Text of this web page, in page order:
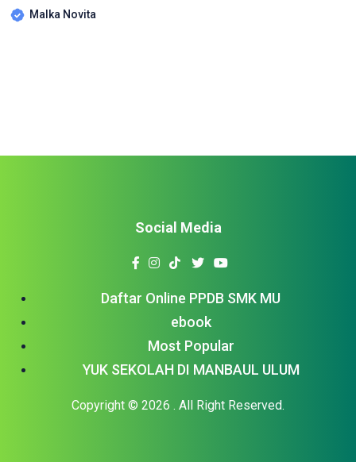
Penilaian Akhir Semester (PAS) atau Penilaian Akhir Tahun
Malka Novita
Daftar Online PPDB SMK MU
ebook
Most Popular
YUK SEKOLAH DI MANBAUL ULUM
Copyright © 2026 . All Right Reserved.
Social Media